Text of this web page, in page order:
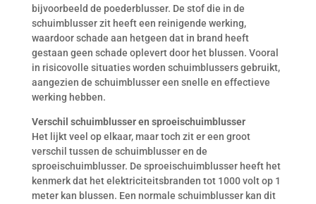
bijvoorbeeld de poederblusser. De stof die in de
schuimblusser zit heeft een reinigende werking,
waardoor schade aan hetgeen dat in brand heeft
gestaan geen schade oplevert door het blussen. Vooral
in risicovolle situaties worden schuimblussers gebruikt,
aangezien de schuimblusser een snelle en effectieve
werking hebben.
Verschil schuimblusser en sproeischuimblusser
Het lijkt veel op elkaar, maar toch zit er een groot
verschil tussen de schuimblusser en de
sproeischuimblusser. De sproeischuimblusser heeft het
kenmerk dat het elektriciteitsbranden tot 1000 volt op 1
meter kan blussen. Een normale schuimblusser kan dit